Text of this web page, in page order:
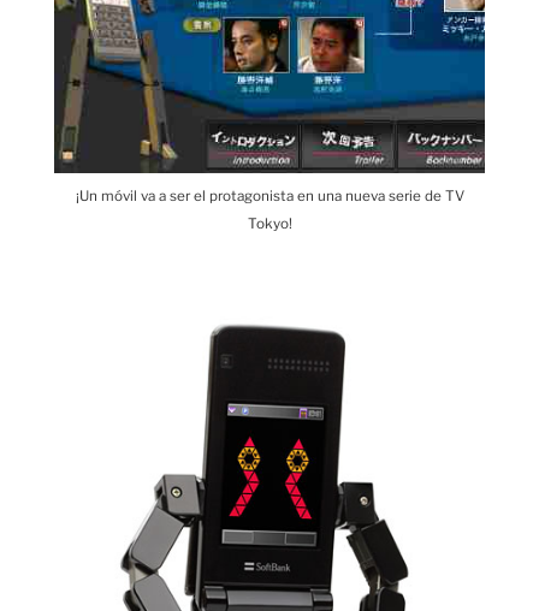
¡Un móvil va a ser el protagonista en una nueva serie de TV
Tokyo!